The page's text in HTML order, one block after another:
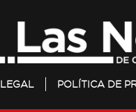
POLÍTICA DE